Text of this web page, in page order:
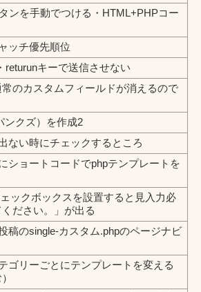
ンを手動でつける・HTML+PHPコー
ッチ優先順位
returunキーで送信させない
のカスタムフィールドが消えるので
ンクズ）を作成2
ない時にチェックするところ
ショートコードでphpテンプレートを
ックボックスを設置すると見入力必
ださい。」が出る
稿のsingle-カスタム.phpのページナビ
ゴリーごとにテンプレートを変える